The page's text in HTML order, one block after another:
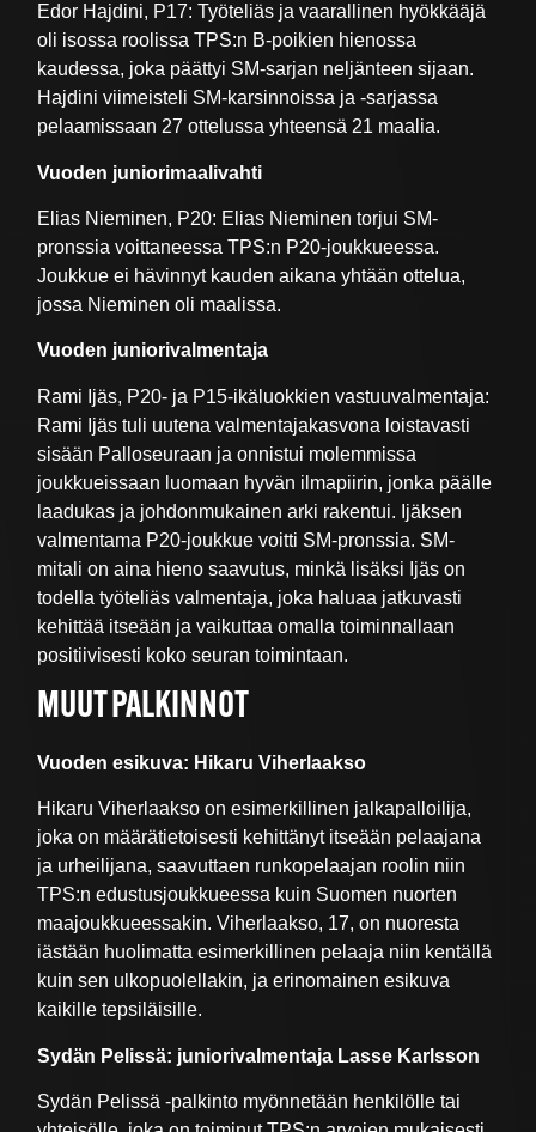
Edor Hajdini, P17: Työteliäs ja vaarallinen hyökkääjä
oli isossa roolissa TPS:n B-poikien hienossa
kaudessa, joka päättyi SM-sarjan neljänteen sijaan.
Hajdini viimeisteli SM-karsinnoissa ja -sarjassa
pelaamissaan 27 ottelussa yhteensä 21 maalia.
Vuoden juniorimaalivahti
Elias Nieminen, P20: Elias Nieminen torjui SM-
pronssia voittaneessa TPS:n P20-joukkueessa.
Joukkue ei hävinnyt kauden aikana yhtään ottelua,
jossa Nieminen oli maalissa.
Vuoden juniorivalmentaja
Rami Ijäs, P20- ja P15-ikäluokkien vastuuvalmentaja:
Rami Ijäs tuli uutena valmentajakasvona loistavasti
sisään Palloseuraan ja onnistui molemmissa
joukkueissaan luomaan hyvän ilmapiirin, jonka päälle
laadukas ja johdonmukainen arki rakentui. Ijäksen
valmentama P20-joukkue voitti SM-pronssia. SM-
mitali on aina hieno saavutus, minkä lisäksi Ijäs on
todella työteliäs valmentaja, joka haluaa jatkuvasti
kehittää itseään ja vaikuttaa omalla toiminnallaan
positiivisesti koko seuran toimintaan.
MUUT PALKINNOT
Vuoden esikuva: Hikaru Viherlaakso
Hikaru Viherlaakso on esimerkillinen jalkapalloilija,
joka on määrätietoisesti kehittänyt itseään pelaajana
ja urheilijana, saavuttaen runkopelaajan roolin niin
TPS:n edustusjoukkueessa kuin Suomen nuorten
maajoukkueessakin. Viherlaakso, 17, on nuoresta
iästään huolimatta esimerkillinen pelaaja niin kentällä
kuin sen ulkopuolellakin, ja erinomainen esikuva
kaikille tepsiläisille.
Sydän Pelissä: juniorivalmentaja Lasse Karlsson
Sydän Pelissä -palkinto myönnetään henkilölle tai